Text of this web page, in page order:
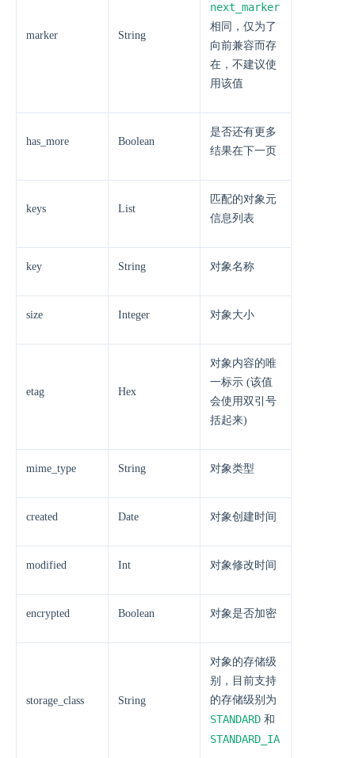
marker String
next_marker
相同，仅为了
向前兼容而存
在，不建议使
用该值
has_more Boolean
是否还有更多
结果在下一页
keys List
匹配的对象元
信息列表
key String 对象名称
size Integer 对象大小
etag Hex
对象内容的唯
一标示 (该值
会使用双引号
括起来)
mime_type String 对象类型
created Date 对象创建时间
modified Int 对象修改时间
encrypted Boolean 对象是否加密
storage_class String
对象的存储级
别，目前支持
的存储级别为
STANDARD 和
STANDARD_IA